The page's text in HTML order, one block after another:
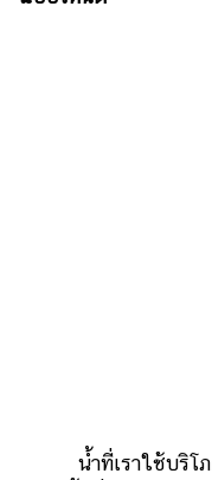
น้ำที่เราใช้บริโภค